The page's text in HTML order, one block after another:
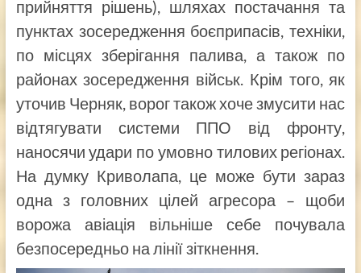
прийняття рішень), шляхах постачання та
пунктах зосередження боєприпасів, техніки,
по місцях зберігання палива, а також по
районах зосередження військ. Крім того, як
уточив Черняк, ворог також хоче змусити нас
відтягувати системи ППО від фронту,
наносячи удари по умовно тилових регіонах.
На думку Криволапа, це може бути зараз
одна з головних цілей агресора – щоби
ворожа авіація вільніше себе почувала
безпосередньо на лінії зіткнення.